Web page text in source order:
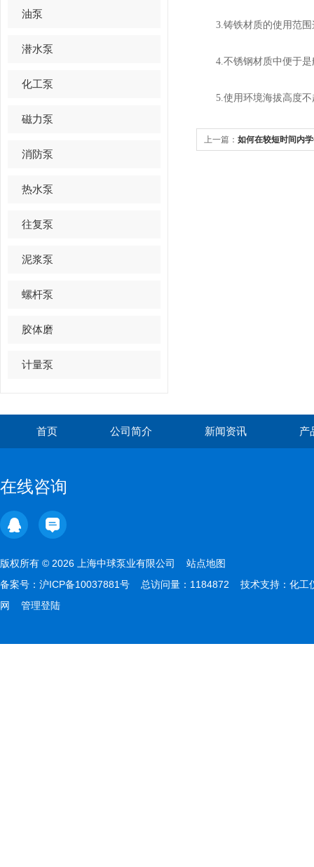
油泵
潜水泵
化工泵
磁力泵
消防泵
热水泵
往复泵
泥浆泵
螺杆泵
胶体磨
计量泵
3.铸铁材质的使用范围
4.不锈钢材质中便于是
5.使用环境海拔高度不
上一篇： 如何在较短时间内
首页 公司简介 新闻资讯 产
在线咨询
版权所有 © 2026 上海中球泵业有限公司 站点地图
备案号： 沪ICP备10037881号 总访问量：1184872 技术支持： 化工
网
管理登陆